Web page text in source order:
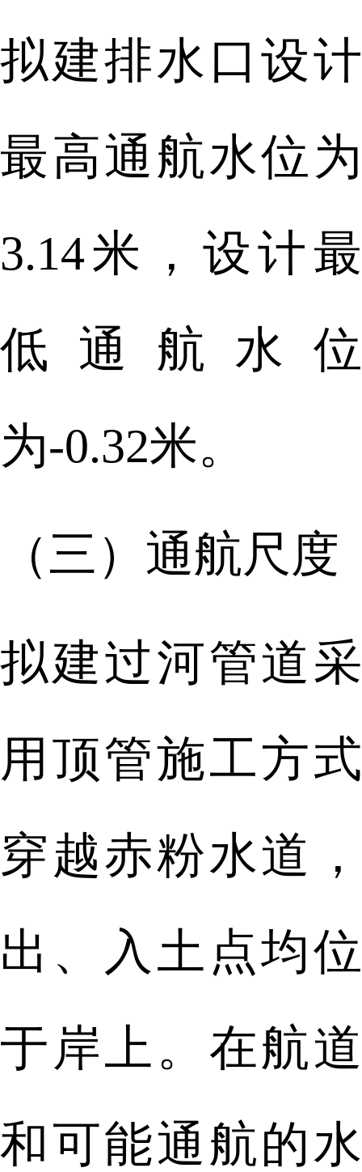
拟建排水口设计
最高通航水位为
3.14米，设计最
低通航水位
为-0.32米。
（三）通航尺度
拟建过河管道采
用顶管施工方式
穿越赤粉水道，
出、入土点均位
于岸上。在航道
和可能通航的水